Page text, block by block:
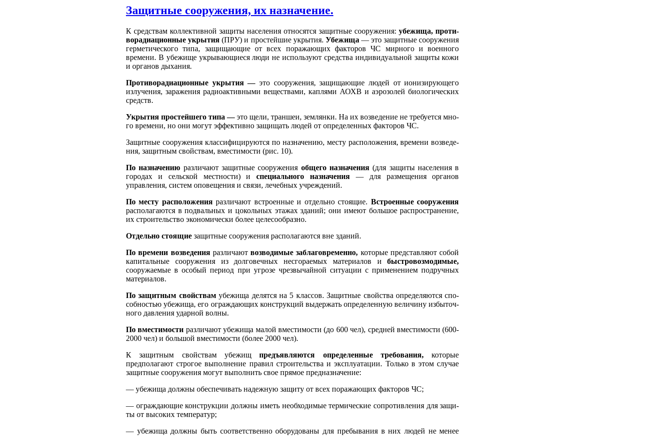
Защитные сооружения, их назначение.
К средствам коллективной защиты населения относятся защитные сооружения:убежища, проти­
ворадиационные укрытия (ПРУ) и простейшие ук­рытия. Убежища — это защитные сооружения
гермети­ческого типа, защищающие от всех поражающих факторов ЧС мирного и военного
времени. В убе­жище укрывающиеся люди не используют средства индивидуальной защиты кожи
и органов дыхания.
Противорадиационные укрытия —это соору­жения, защищающие людей от ионизирующего
излучения, заражения радиоактивными вещества­ми, каплями АОХВ и аэрозолей биологических
средств.
Укрытия простейшего типа —это щели, тран­шеи, землянки. На их возведение не требуется мно­
го времени, но они могут эффективно защищать людей от определенных факторов ЧС.
Защитные сооружения классифицируются по на­значению, месту расположения, времени возведе­
ния, защитным свойствам, вместимости (рис. 10).
По назначению различают защитные сооруже­ния общего назначения (для защиты населения в
городах и сельской местности) испециального на­значения — для размещения органов
управления, систем оповещения и связи, лечебных учреждений.
По месту расположенияразличают встроенные и отдельно стоящие. Встроенные сооружения
рас­полагаются в подвальных и цокольных этажах зда­ний; они имеют большое распространение,
их стро­ительство экономически более целесообразно.
Отдельно стоящие защитные сооружения рас­полагаются вне зданий.
По времени возведенияразличаютвозводимые заблаговременно, которые представляют собой
ка­питальные сооружения из долговечных несгораемых материалов ибыстровозмодимые,
сооружаемые в особый период при угрозе чрезвычайной ситуации с применением подручных
материалов.
По защитным свойствамубежища делятся на 5 классов. Защитные свойства определяются спо­
собностью убежища, его ограждающих конструк­ций выдержать определенную величину избыточ­
ного давления ударной волны.
По вместимости различают убежища малой вме­стимости (до 600 чел), средней вместимости (600-
2000 чел) и большой вместимости (более 2000 чел).
К защитным свойствам убежищпредъявляются определенные требования, которые
предполагают строгое выполнение правил строительства и эксп­луатации. Только в этом случае
защитные соору­жения могут выполнить свое прямое предназначе­ние:
— убежища должны обеспечивать надежную за­щиту от всех поражающих факторов ЧС;
— ограждающие конструкции должны иметь не­обходимые термические сопротивления для защи­
ты от высоких температур;
— убежища должны быть соответственно обо­рудованы для пребывания в них людей не менее